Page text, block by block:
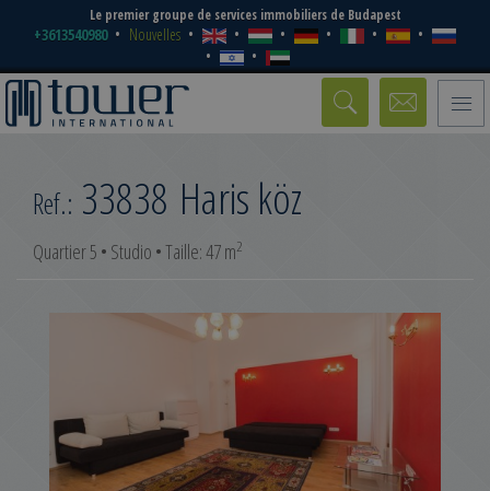
Le premier groupe de services immobiliers de Budapest
+3613540980 Nouvelles
Toggle
Haris köz
Ref.: 33838
Quartier 5 • Studio • Taille: 47 m2